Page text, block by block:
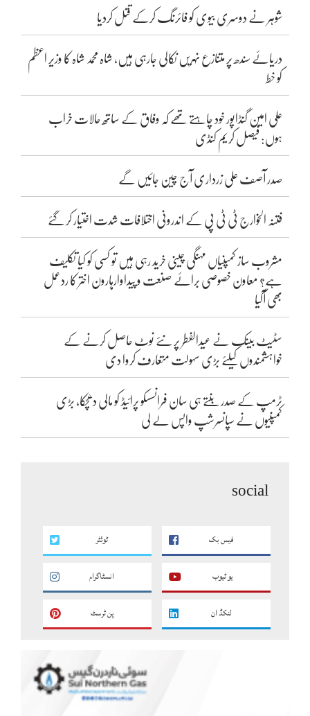
شوہر نے دوسری بیوی کو فائرنگ کرکے قتل کردیا
دریائے سندھ پر متنازع نہریں نکالی جارہی ہیں، شاہ محمد شاہ کا وزیر اعظم
کو خط
علی امین گنڈاپور خود چاہتے تھے کہ وفاق کے ساتھ حالات خراب
ہوں: فیصل کریم کنڈی
صدر آصف علی زرداری آج چین جائیں گے
فتنہ الخوارج ٹی ٹی پی کے اندرونی اختلافات شدت اختیار کر گئے
مشروب ساز کمپنیاں مہنگی چینی خرید رہی ہیں تو کسی کو کیا تکلیف
ہے؟ معاون خصوصی برائے صنعت و پیداوارہارون اختر کا ردعمل
بھی آگیا
سٹیٹ بینک نے عیدالفطر پر نئے نوٹ حاصل کرنے کے
خواہشمندوں کیلئے بڑی سہولت متعارف کروا دی
ٹرمپ کے صدر بنتے ہی سان فرانسسکو پرائیڈ کو مالی دھچکا، بڑی
کمپنیوں نے سپانسرشپ واپس لے لی
social
فیس بک ٹوئٹر
یو ٹیوب انسٹاگرام
لنکڈ ان پن ٹرسٹ